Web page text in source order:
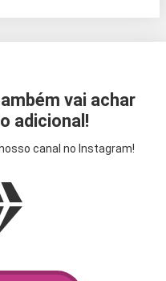
vai achar
adicional!
canal no Instagram!